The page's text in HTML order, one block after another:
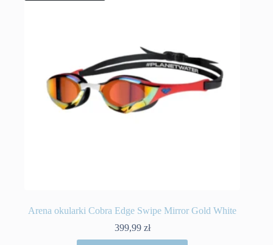
Arena okularki Cobra Edge Swipe Mirror Gold White
399,99 zł